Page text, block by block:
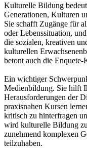
Kulturelle Bildung
Generationen, Kulturen
Sie schafft Zugänge für
oder Lebenssituation,
die sozialen, kreativen
kulturellen
betont auch die
Ein wichtiger
Medienbildung. Sie hilft
Herausforderungen der
praxisnahen Kursen
kritisch zu hinterfragen
wird kulturelle Bildung
zunehmend komplexen
teilzuhaben.